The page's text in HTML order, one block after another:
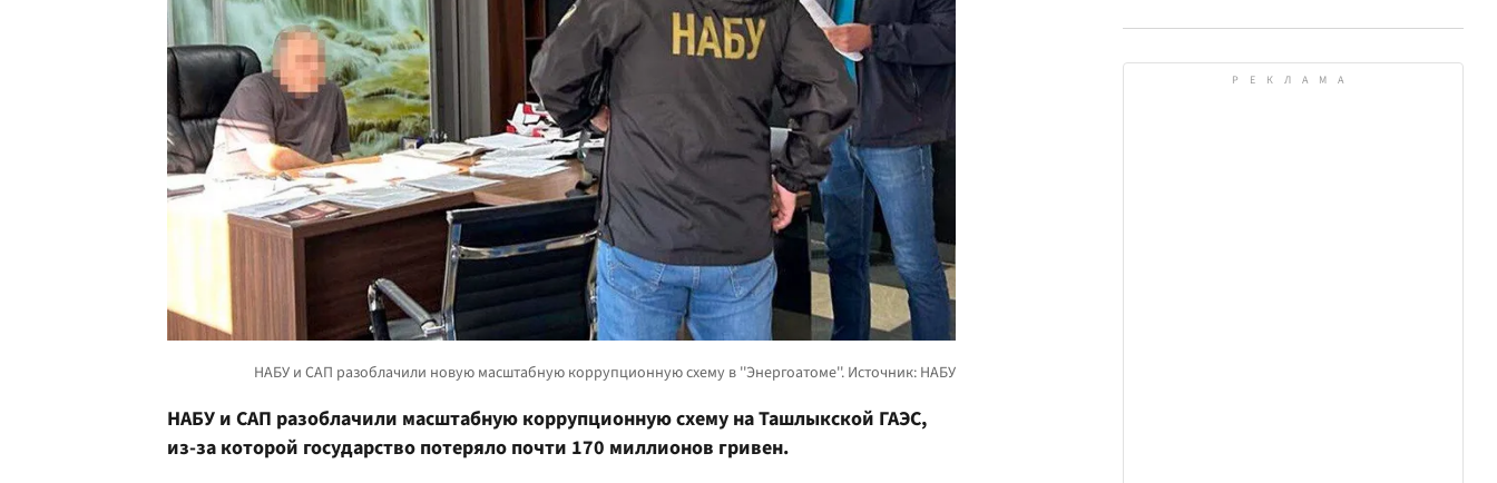
НАБУ и САП разоблачили масштабную коррупционную схему на Ташлыкской ГАЭС,
из-за которой государство потеряло почти 170 миллионов гривен.
после чего автомобиль